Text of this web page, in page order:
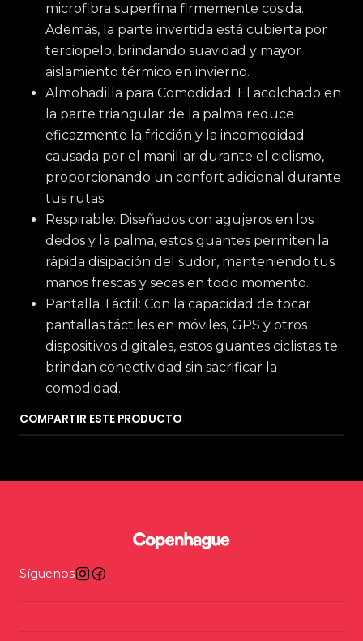
microfibra superfina firmemente cosida.
Además, la parte invertida está cubierta por
terciopelo, brindando suavidad y mayor
aislamiento térmico en invierno.
Almohadilla para Comodidad: El acolchado en
la parte triangular de la palma reduce
eficazmente la fricción y la incomodidad
causada por el manillar durante el ciclismo,
proporcionando un confort adicional durante
tus rutas.
Respirable: Diseñados con agujeros en los
dedos y la palma, estos guantes permiten la
rápida disipación del sudor, manteniendo tus
manos frescas y secas en todo momento.
Pantalla Táctil: Con la capacidad de tocar
pantallas táctiles en móviles, GPS y otros
dispositivos digitales, estos guantes ciclistas te
brindan conectividad sin sacrificar la
comodidad.
COMPARTIR ESTE PRODUCTO
Síguenos